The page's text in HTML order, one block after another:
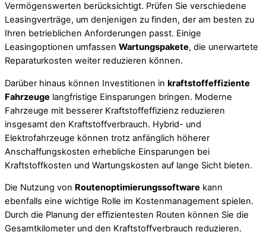
Vermögenswerten berücksichtigt. Prüfen Sie verschiedene
Leasingverträge, um denjenigen zu finden, der am besten zu
Ihren betrieblichen Anforderungen passt. Einige
Leasingoptionen umfassen Wartungspakete, die unerwartete
Reparaturkosten weiter reduzieren können.
Darüber hinaus können Investitionen in kraftstoffeffiziente
Fahrzeuge langfristige Einsparungen bringen. Moderne
Fahrzeuge mit besserer Kraftstoffeffizienz reduzieren
insgesamt den Kraftstoffverbrauch. Hybrid- und
Elektrofahrzeuge können trotz anfänglich höherer
Anschaffungskosten erhebliche Einsparungen bei
Kraftstoffkosten und Wartungskosten auf lange Sicht bieten.
Die Nutzung von Routenoptimierungssoftware kann
ebenfalls eine wichtige Rolle im Kostenmanagement spielen.
Durch die Planung der effizientesten Routen können Sie die
Gesamtkilometer und den Kraftstoffverbrauch reduzieren.